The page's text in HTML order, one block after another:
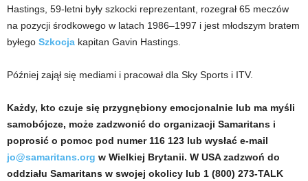
Hastings, 59-letni były szkocki reprezentant, rozegrał 65 meczów
na pozycji środkowego w latach 1986–1997 i jest młodszym bratem
byłego Szkocja kapitan Gavin Hastings.
Później zajął się mediami i pracował dla Sky Sports i ITV.
Każdy, kto czuje się przygnębiony emocjonalnie lub ma myśli
samobójcze, może zadzwonić do organizacji Samaritans i
poprosić o pomoc pod numer 116 123 lub wysłać e-mail
jo@samaritans.org w Wielkiej Brytanii. W USA zadzwoń do
oddziału Samaritans w swojej okolicy lub 1 (800) 273-TALK